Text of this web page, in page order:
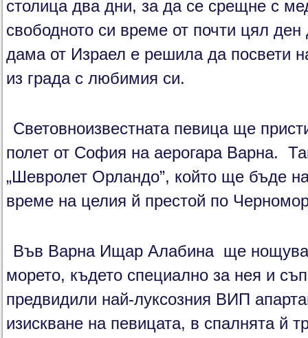
столица два дни, за да се срещне с
свободното си време от почти цял ден
дама от Израел е решила да посвети
из града с любимия си.
Световноизвестната певица ще
полет от София на аерогара Варна.
„Шевролет Орландо”, който ще бъде
време на целия й престой по
Във Варна Ищар Алабина ще нощува
морето, където специално за нея и
предвидили най-луксозния ВИП
изискване на певицата, в спалнята й